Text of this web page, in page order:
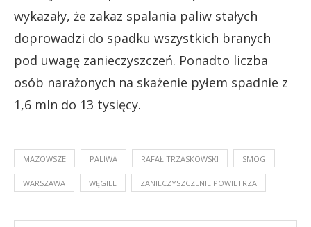
wykazały, że zakaz spalania paliw stałych
doprowadzi do spadku wszystkich branych
pod uwagę zanieczyszczeń. Ponadto liczba
osób narażonych na skażenie pyłem spadnie z
1,6 mln do 13 tysięcy.
MAZOWSZE PALIWA RAFAŁ TRZASKOWSKI SMOG
WARSZAWA WĘGIEL ZANIECZYSZCZENIE POWIETRZA